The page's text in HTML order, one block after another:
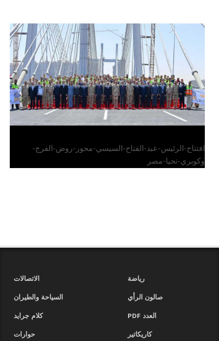
الرئيس عبد الفتاح السيسي يفتتح محور روض الفرج
وكوبري تحيا مصر
افتتاح-الرئيس-عبد-الفتاح-السيسي-محور-روض-الفرج-
وكوبري-تحيا-مصر
رياضة
الاتصالات
صالون الرأي
السياحة والطيران
العدد PDF
كلام جرايد
كاريكاتير
حوارات